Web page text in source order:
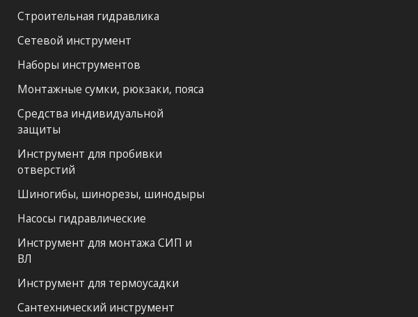
Строительная гидравлика
Сетевой инструмент
Наборы инструментов
Монтажные сумки, рюкзаки, пояса
Средства индивидуальной
защиты
Инструмент для пробивки
отверстий
Шиногибы, шинорезы, шинодыры
Насосы гидравлические
Инструмент для монтажа СИП и
ВЛ
Инструмент для термоусадки
Сантехнический инструмент